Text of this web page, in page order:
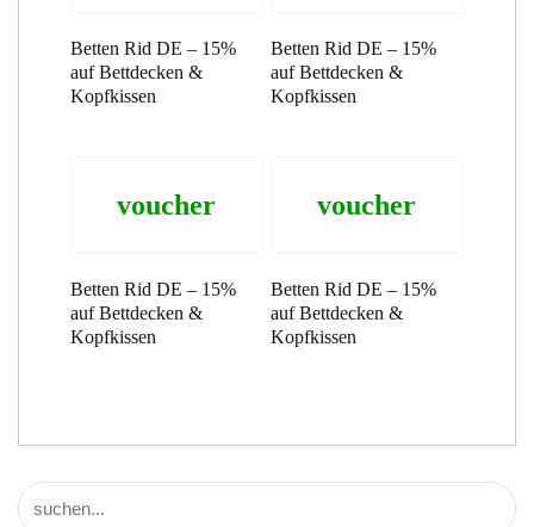
Betten Rid DE – 15%
auf Bettdecken &
Kopfkissen
Betten Rid DE – 15%
auf Bettdecken &
Kopfkissen
voucher
Betten Rid DE – 15%
auf Bettdecken &
Kopfkissen
voucher
Betten Rid DE – 15%
auf Bettdecken &
Kopfkissen